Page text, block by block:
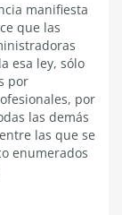
manifiesta
que las
esa ley, sólo
por
por
las demás
las que se
enumerados